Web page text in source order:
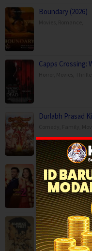
Boundary (2026)
Capps Crossing:
Durlabh Prasad
Ginny Wedss
Comedy,Drama,
Manila’s Finest
Action,Crime,Movies